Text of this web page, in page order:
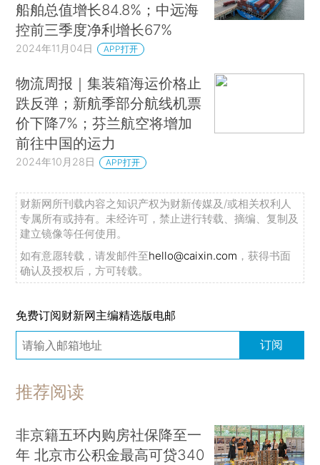
船舶总值增长84.8%；中远海
控前三季度净利增长67%
2024年11月04日 APP打开
物流周报｜集装箱海运价格止
跌反弹；新航季部分航线机票
价下降7%；芬兰航空将增加
前往中国的运力
2024年10月28日 APP打开
财新网所刊载内容之知识产权为财新传媒及/或相关权利人
专属所有或持有。未经许可，禁止进行转载、摘编、复制及
建立镜像等任何使用。
如有意愿转载，请发邮件至hello@caixin.com ，获得书面
确认及授权后，方可转载。
免费订阅财新网主编精选版电邮
订阅
推荐阅读
非京籍五环内购房社保降至一
年 北京市公积金最高可贷340